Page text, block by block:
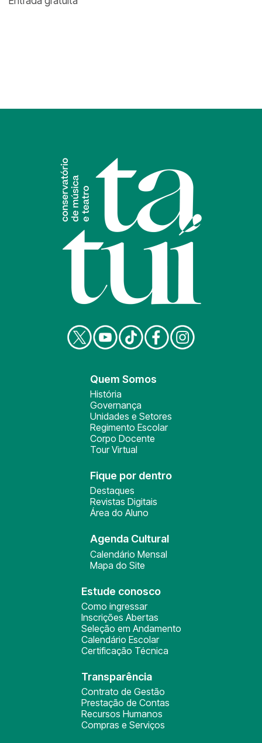
Quem Somos
História
Governança
Unidades e Setores
Regimento Escolar
Corpo Docente
Tour Virtual
Fique por dentro
Destaques
Revistas Digitais
Área do Aluno
Agenda Cultural
Calendário Mensal
Mapa do Site
Estude conosco
Como ingressar
Inscrições Abertas
Seleção em Andamento
Calendário Escolar
Certificação Técnica
Transparência
Contrato de Gestão
Prestação de Contas
Recursos Humanos
Compras e Serviços